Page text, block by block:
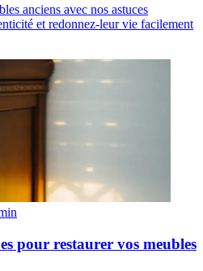
anciens avec nos astuces
et redonnez-leur vie facilement
pour restaurer vos meubles